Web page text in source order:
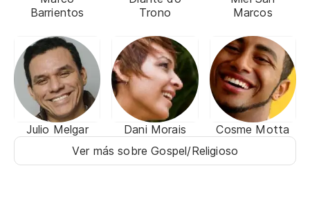
Barrientos
Trono
Marcos
Julio Melgar Dani Morais
Cosme Motta
Ver más sobre Gospel/Religioso